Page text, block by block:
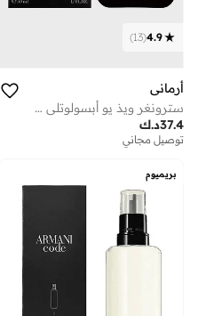
4.9
(
13
)
أرماني
سترونغر ويذ يو أبسولوتلي 50 مل
د.ك37.4
توصيل مجاني
بريميوم